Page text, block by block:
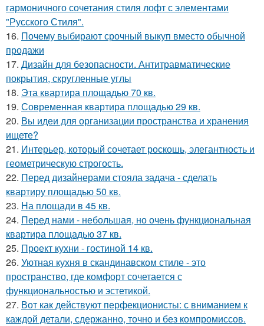
гармоничного сочетания стиля лофт с элементами
"Русского Стиля".
16. Почему выбирают срочный выкуп вместо обычной
продажи
17. Дизайн для безопасности. Антитравматические
покрытия, скругленные углы
18. Эта квартира площадью 70 кв.
19. Современная квартира площадью 29 кв.
20. Вы идеи для организации пространства и хранения
ищете?
21. Интерьер, который сочетает роскошь, элегантность и
геометрическую строгость.
22. Перед дизайнерами стояла задача - сделать
квартиру площадью 50 кв.
23. На площади в 45 кв.
24. Перед нами - небольшая, но очень функциональная
квартира площадью 37 кв.
25. Проект кухни - гостиной 14 кв.
26. Уютная кухня в скандинавском стиле - это
пространство, где комфорт сочетается с
функциональностью и эстетикой.
27. Вот как действуют перфекционисты: с вниманием к
каждой детали, сдержанно, точно и без компромиссов.